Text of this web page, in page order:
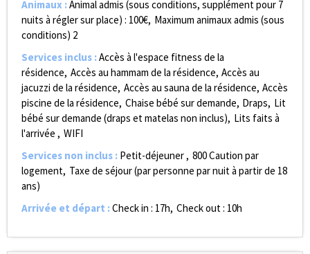
Animaux :Animal admis (sous conditions, supplément pour 7
nuits à régler sur place) : 100€ Maximum animaux admis (sous
conditions) 2
Services inclus :Accès à l'espace fitness de la
résidence Accès au hammam de la résidence Accès au
jacuzzi de la résidence Accès au sauna de la résidence Accès
piscine de la résidence Chaise bébé sur demande Draps Lit
bébé sur demande (draps et matelas non inclus) Lits faits à
l'arrivée
WIFI
Services non inclus : Petit-déjeuner 800Caution par
logement Taxe de séjour (par personne par nuit à partir de 18
ans)
Arrivée et départ :Check in : 17h Check out : 10h